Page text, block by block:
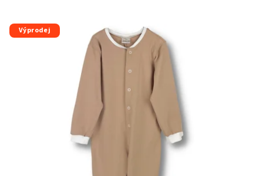
5,0
z
hvězdiček.
Výprodej